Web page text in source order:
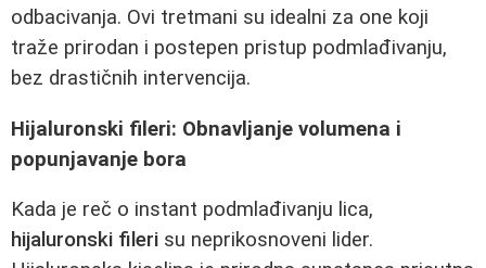
odbacivanja. Ovi tretmani su idealni za one koji
traže prirodan i postepen pristup podmlađivanju,
bez drastičnih intervencija.
Hijaluronski fileri: Obnavljanje volumena i
popunjavanje bora
Kada je reč o instant podmlađivanju lica,
hijaluronski fileri su neprikosnoveni lider.